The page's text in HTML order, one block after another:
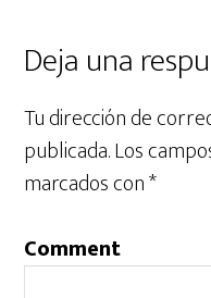
Deja una
Tu dirección de
publicada.Los
marcados con*
Comment